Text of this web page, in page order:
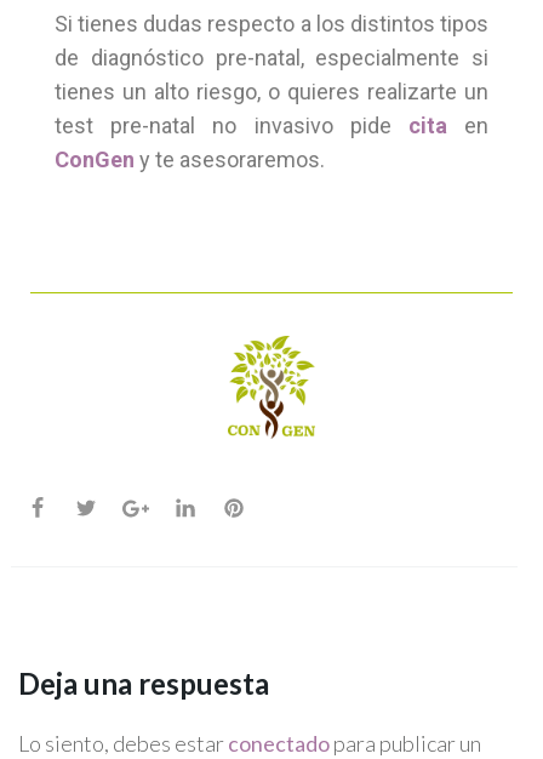
Si tienes dudas respecto a los distintos tipos
de diagnóstico pre-natal, especialmente si
tienes un alto riesgo, o quieres realizarte un
test pre-natal no invasivo pide cita en
ConGen y te asesoraremos.
Deja una respuesta
Lo siento, debes estarconectadopara publicar un